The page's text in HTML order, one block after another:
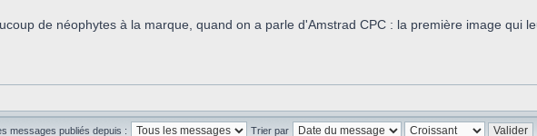
de néophytes à la marque, quand on a parle d'Amstrad CPC : la première image qui
messages publiés depuis : Trier par